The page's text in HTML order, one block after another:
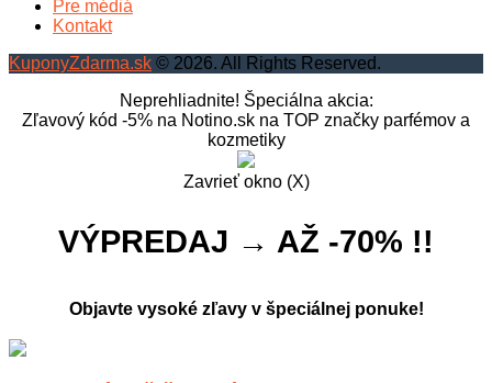
Pre médiá
Kontakt
KuponyZdarma.sk © 2026. All Rights Reserved.
Neprehliadnite! Špeciálna akcia:
Zľavový kód -5% na Notino.sk na TOP značky parfémov a
kozmetiky
Zavrieť okno (X)
VÝPREDAJ → AŽ -70% !!
Objavte vysoké zľavy v špeciálnej ponuke!